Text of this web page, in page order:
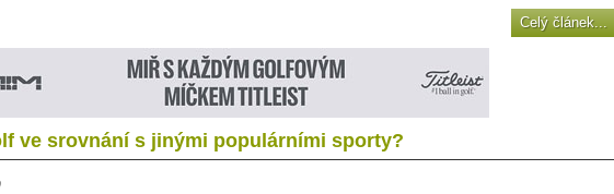
Celý článek...
ve srovnání s jinými populárními sporty?